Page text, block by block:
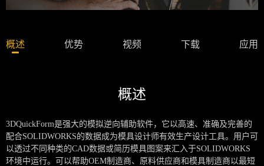
概述 优势 视频 下载 应用
概述
3DQuickForm是强大的模拟逆向辅助软件，它以高速、准确及完善的
配合SOLIDWORKS的数据成为模具设计师有效生产设计工具。用户可
以透过不同种类的CAD数据或简历模具图案来汇入于SOLIDWORKS
环境中运行。可以帮助OEM制造商、原料供应商和模具制造商以最短